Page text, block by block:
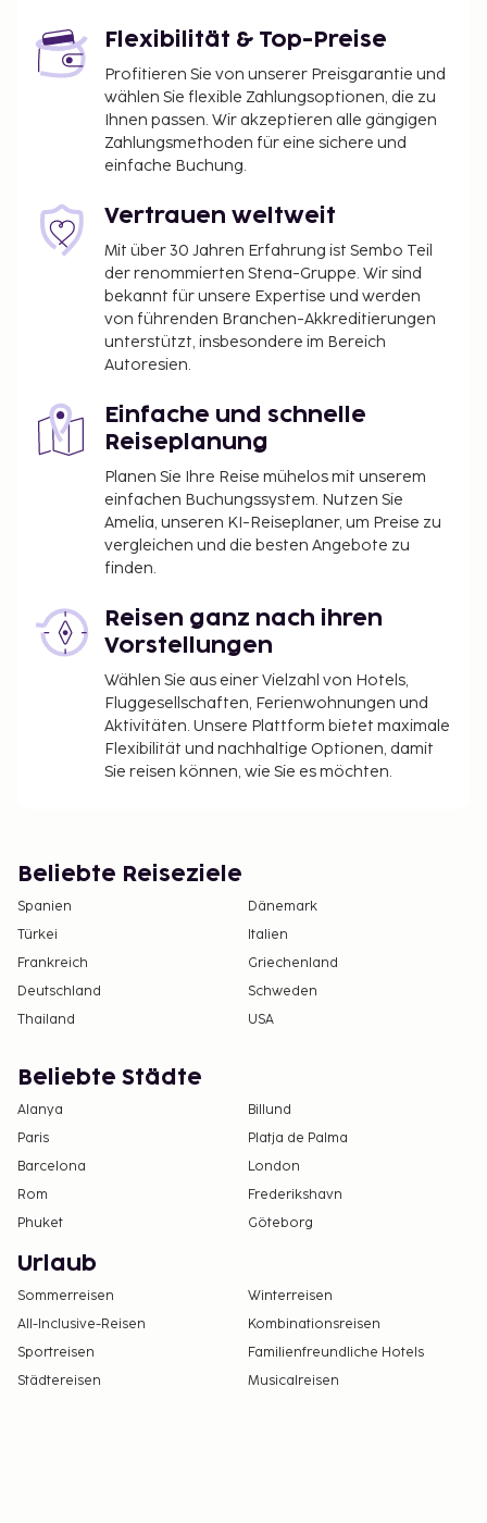
Gebühr für Haustiere: 100 NOK pro Haustier, pro
Nacht
Die oben aufgeführte Liste enthält vielleicht nicht
alle Informationen. Gebühren und Kautionen
enthalten eventuell keine Steuern und können sich
ändern.
Flexibilität & Top-Preise
Profitieren Sie von unserer Preisgarantie und
wählen Sie flexible Zahlungsoptionen, die zu
Ihnen passen. Wir akzeptieren alle gängigen
Zahlungsmethoden für eine sichere und
einfache Buchung.
Vertrauen weltweit
Mit über 30 Jahren Erfahrung ist Sembo Teil
der renommierten Stena-Gruppe. Wir sind
bekannt für unsere Expertise und werden
von führenden Branchen-Akkreditierungen
unterstützt, insbesondere im Bereich
Autoresien.
Einfache und schnelle
Reiseplanung
Planen Sie Ihre Reise mühelos mit unserem
einfachen Buchungssystem. Nutzen Sie
Amelia, unseren KI-Reiseplaner, um Preise zu
vergleichen und die besten Angebote zu
finden.
Reisen ganz nach ihren
Vorstellungen
Wählen Sie aus einer Vielzahl von Hotels,
Fluggesellschaften, Ferienwohnungen und
Aktivitäten. Unsere Plattform bietet maximale
Flexibilität und nachhaltige Optionen, damit
Sie reisen können, wie Sie es möchten.
Beliebte Reiseziele
Spanien
Dänemark
Türkei
Italien
Frankreich
Griechenland
Deutschland
Schweden
Thailand
USA
Beliebte Städte
Alanya
Billund
Paris
Platja de Palma
Barcelona
London
Rom
Frederikshavn
Phuket
Göteborg
Urlaub
Sommerreisen
Winterreisen
All-Inclusive-Reisen
Kombinationsreisen
Sportreisen
Familienfreundliche Hotels
Städtereisen
Musicalreisen